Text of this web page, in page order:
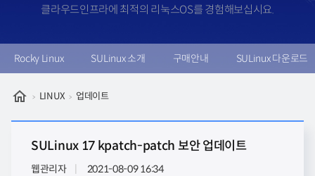
클라우드인프라에 최적의 리눅스OS를 경험해보십시요.
Rocky Linux SULinux 소개 구매안내 SULinux 다운로드
LINUX 업데이트
SULinux 17 kpatch-patch 보안 업데이트
웹관리자
2021-08-09 16:34